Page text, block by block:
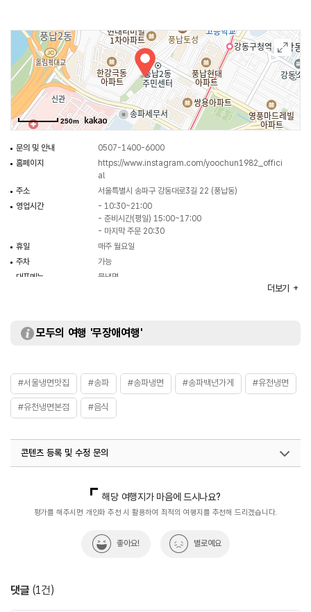
250m
문의 및 안내
0507-1400-6000
홈페이지
https://www.instagram.com/yoochun1982_offici
al
주소
서울특별시 송파구 강동대로3길 22 (풍납동)
영업시간
- 10:30~21:00
- 준비시간(평일) 15:00~17:00
- 마지막 주문 20:30
휴일
매주 월요일
주차
가능
대표메뉴
물냉면
더보기
모두의 여행 '무장애여행'
#서울냉면맛집 #송파 #송파냉면 #송파백년가게 #유천냉면
#유천냉면본점 #음식
콘텐츠 등록 및 수정 문의
해당 여행지가 마음에 드시나요?
평가를 해주시면 개인화 추천 시 활용하여 최적의 여행지를 추천해 드리겠습니다.
좋아요! 별로예요
댓글 (1건)